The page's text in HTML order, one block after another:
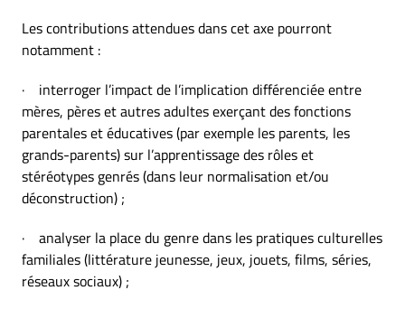
Les contributions attendues dans cet axe pourront
notamment :
· interroger l’impact de l’implication différenciée entre
mères, pères et autres adultes exerçant des fonctions
parentales et éducatives (par exemple les parents, les
grands-parents) sur l’apprentissage des rôles et
stéréotypes genrés (dans leur normalisation et/ou
déconstruction) ;
· analyser la place du genre dans les pratiques culturelles
familiales (littérature jeunesse, jeux, jouets, films, séries,
réseaux sociaux) ;